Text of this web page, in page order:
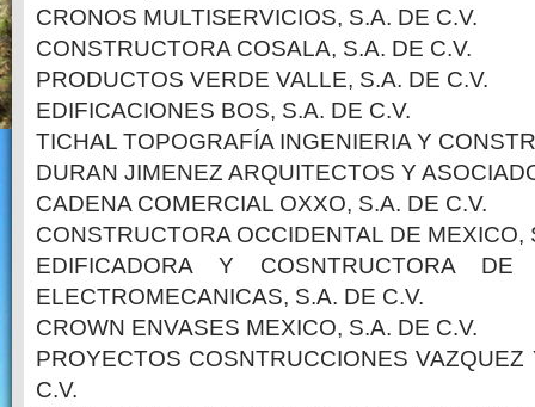
CRONOS MULTISERVICIOS, S.A. DE C.V.
CONSTRUCTORA COSALA, S.A. DE C.V.
PRODUCTOS VERDE VALLE, S.A. DE C.V.
EDIFICACIONES BOS, S.A. DE C.V.
TICHAL TOPOGRAFÍA INGENIERIA Y
DURAN JIMENEZ ARQUITECTOS Y
CADENA COMERCIAL OXXO, S.A. DE C.V.
CONSTRUCTORA OCCIDENTAL DE MEXICO,
EDIFICADORA Y COSNTRUCTORA
ELECTROMECANICAS, S.A. DE C.V.
CROWN ENVASES MEXICO, S.A. DE C.V.
PROYECTOS COSNTRUCCIONES
C.V.